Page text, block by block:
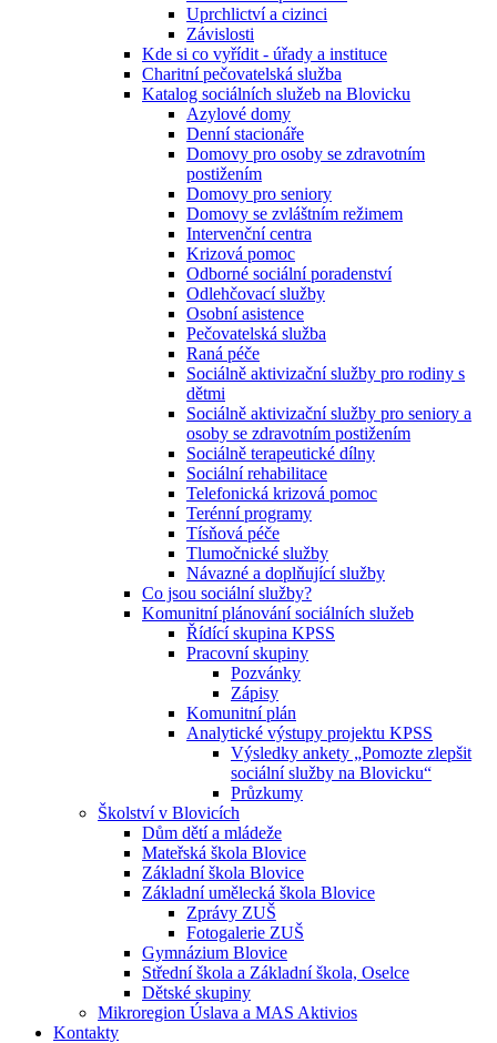
Uprchlictví a cizinci
Závislosti
Kde si co vyřídit - úřady a instituce
Charitní pečovatelská služba
Katalog sociálních služeb na Blovicku
Azylové domy
Denní stacionáře
Domovy pro osoby se zdravotním
postižením
Domovy pro seniory
Domovy se zvláštním režimem
Intervenční centra
Krizová pomoc
Odborné sociální poradenství
Odlehčovací služby
Osobní asistence
Pečovatelská služba
Raná péče
Sociálně aktivizační služby pro rodiny s
dětmi
Sociálně aktivizační služby pro seniory a
osoby se zdravotním postižením
Sociálně terapeutické dílny
Sociální rehabilitace
Telefonická krizová pomoc
Terénní programy
Tísňová péče
Tlumočnické služby
Návazné a doplňující služby
Co jsou sociální služby?
Komunitní plánování sociálních služeb
Řídící skupina KPSS
Pracovní skupiny
Pozvánky
Zápisy
Komunitní plán
Analytické výstupy projektu KPSS
Výsledky ankety „Pomozte zlepšit
sociální služby na Blovicku“
Průzkumy
Školství v Blovicích
Dům dětí a mládeže
Mateřská škola Blovice
Základní škola Blovice
Základní umělecká škola Blovice
Zprávy ZUŠ
Fotogalerie ZUŠ
Gymnázium Blovice
Střední škola a Základní škola, Oselce
Dětské skupiny
Mikroregion Úslava a MAS Aktivios
Kontakty